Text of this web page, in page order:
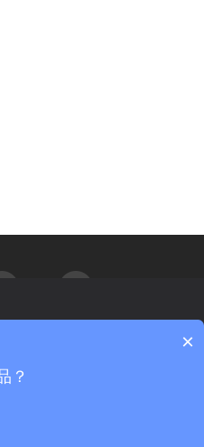
备 11011402012026号
您访问我们的网站时，请同意使×
？